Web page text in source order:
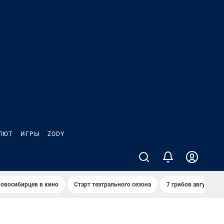
ИГРЫ ZODY
в кино Старт театрального сезона 7 грибов августа